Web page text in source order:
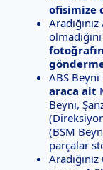
ofisimize
ABS
araca ait
Beyni,
(BSM
parçalar